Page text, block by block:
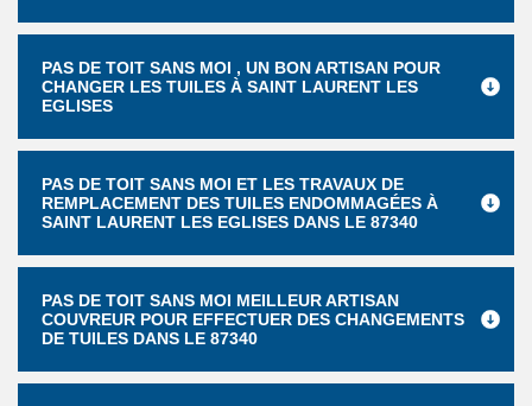
PAS DE TOIT SANS MOI , UN BON ARTISAN POUR
CHANGER LES TUILES À SAINT LAURENT LES
EGLISES
PAS DE TOIT SANS MOI ET LES TRAVAUX DE
REMPLACEMENT DES TUILES ENDOMMAGÉES À
SAINT LAURENT LES EGLISES DANS LE 87340
PAS DE TOIT SANS MOI MEILLEUR ARTISAN
COUVREUR POUR EFFECTUER DES CHANGEMENTS
DE TUILES DANS LE 87340